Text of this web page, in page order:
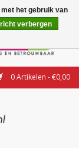
0 Artikelen - €0,00
het gebruik van
verbergen